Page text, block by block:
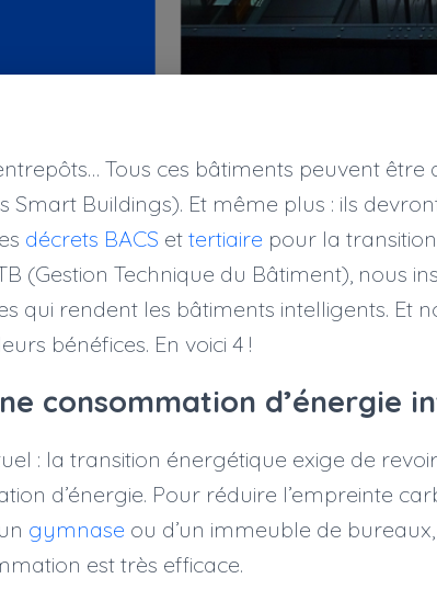
Tous ces bâtiments peuvent être
Smart Buildings). Et même plus : ils
décrets BACS et tertiaire pour la
(Gestion Technique du Bâtiment), nous
qui rendent les bâtiments intelligents. Et
bénéfices. En voici 4 !
consommation d’énergie
: la transition énergétique exige de
d’énergie. Pour réduire l’empreinte
gymnase ou d’un immeuble de
est très efficace.